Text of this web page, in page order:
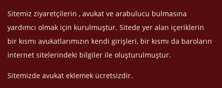
Sitemiz ziyaretçilerin , avukat ve arabulucu bulmasına
yardımcı olmak için kurulmuştur. Sitede yer alan içeriklerin
bir kısmı avukatlarımızın kendi girişleri, bir kısmı da baroların
internet sitelerindeki bilgiler ile oluşturulmuştur.
Sitemizde avukat eklemek ücretsizdir.